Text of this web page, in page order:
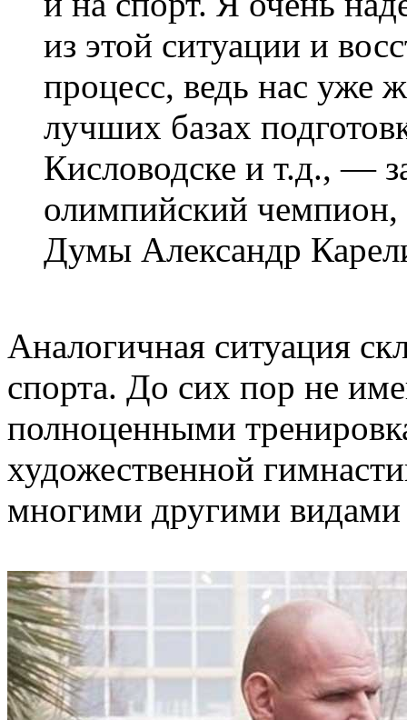
из этой ситуации и
процесс, ведь нас уже
лучших базах
Кисловодске и т.д., —
олимпийский чемпион,
Думы Александр
Аналогичная ситуация
спорта. До сих пор не
полноценными
художественной
многими другими видами